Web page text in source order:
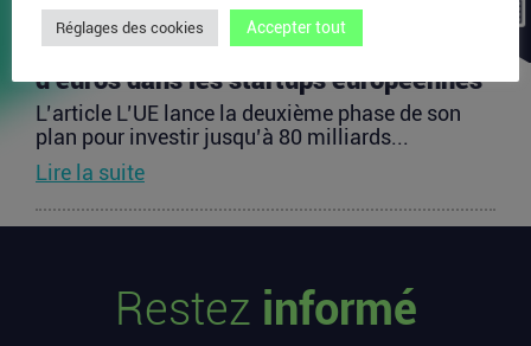
L’UE lance la deuxième phase de son
plan pour investir jusqu’à 80 milliards
d’euros dans les startups européennes
L’article L’UE lance la deuxième phase de son
plan pour investir jusqu’à 80 milliards...
Lire la suite
millions d’euros cette semaine
L’article Les startups françaises ont levé 113
Restez informé
Réglages des cookies Accepter tout